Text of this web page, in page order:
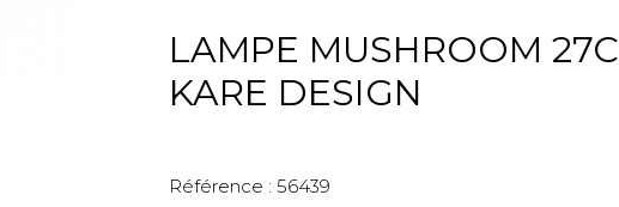
LAMPE MUSHROOM
KARE DESIGN
Référence : 56439